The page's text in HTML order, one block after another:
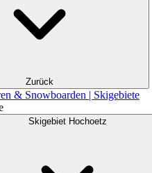
Zurück
& Snowboarden | Skigebiete
Skigebiet Hochoetz